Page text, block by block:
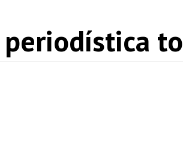
periodística